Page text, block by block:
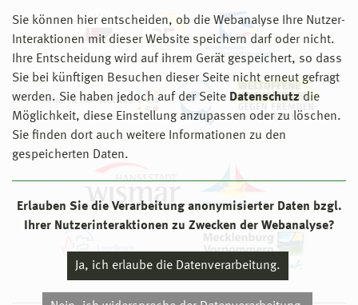
Sie können hier entscheiden, ob die Webanalyse Ihre Nutzer-
Interaktionen mit dieser Website speichern darf oder nicht.
Ihre Entscheidung wird auf ihrem Gerät gespeichert, so dass
Sie bei künftigen Besuchen dieser Seite nicht erneut gefragt
werden. Sie haben jedoch auf der Seite Datenschutz die
Möglichkeit, diese Einstellung anzupassen oder zu löschen.
Sie finden dort auch weitere Informationen zu den
gespeicherten Daten.
Erlauben Sie die Verarbeitung anonymisierter Daten bzgl.
Ihrer Nutzerinteraktionen zu Zwecken der Webanalyse?
Ja, ich erlaube die Datenverarbeitung.